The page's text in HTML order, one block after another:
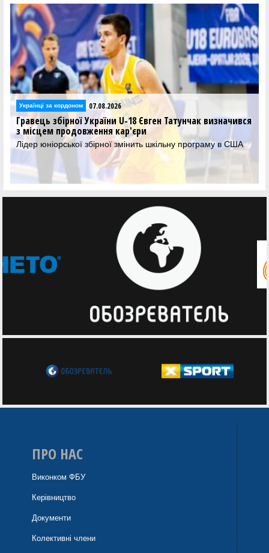
Українці за кордоном 07.08.2026
Гравець збірної України U-18 Євген Татунчак визначився
з місцем продовження кар'єри
Лідер юніорської збірної змінить шкільну програму в США
ПРО НАС
Виконком ФБУ
Керівництво
Документи
Колективні члени